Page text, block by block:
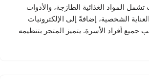
المواد الغذائية الطازجة، والأدوات
الشخصية، إضافةً إلى الإلكترونيات
جميع أفراد الأسرة. يتميز المتجر بتنظيمه